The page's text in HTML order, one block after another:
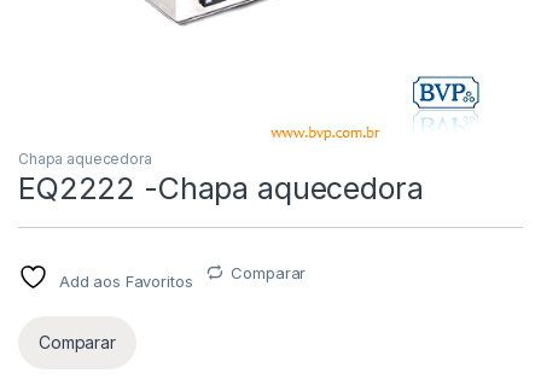
Chapa aquecedora
EQ2222 -Chapa aquecedora
Add aos Favoritos Comparar
Comparar